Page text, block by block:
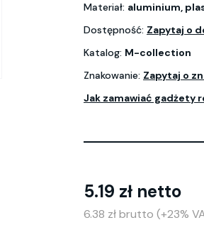
Materiał: aluminium,
Dostępność: Zapytaj o
Katalog: M-collection
Znakowanie: Zapytaj o
Jak zamawiać gadżety
5.19 zł netto
6.38 zł brutto (+23%